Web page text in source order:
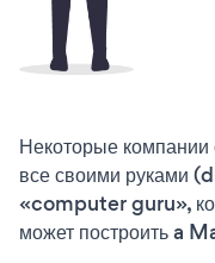
Некоторые
все своими руками
«computer guru»,
может построить a